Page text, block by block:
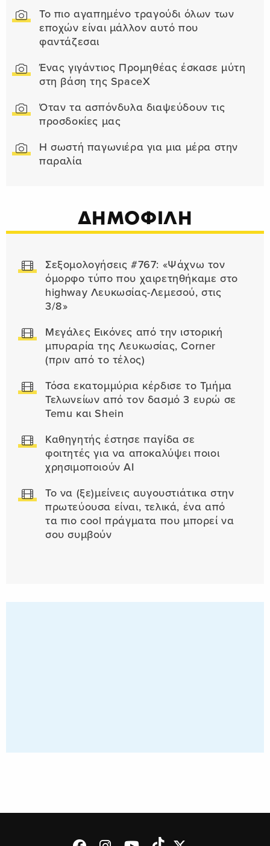
Το πιο αγαπημένο τραγούδι όλων των
εποχών είναι μάλλον αυτό που
φαντάζεσαι
Ένας γιγάντιος Προμηθέας έσκασε μύτη
στη βάση της SpaceX
Όταν τα ασπόνδυλα διαψεύδουν τις
προσδοκίες μας
Η σωστή παγωνιέρα για μια μέρα στην
παραλία
ΔΗΜΟΦΙΛΗ
Σεξομολογήσεις #767: «Ψάχνω τον
όμορφο τύπο που χαιρετηθήκαμε στο
highway Λευκωσίας-Λεμεσού, στις
3/8»
Μεγάλες Εικόνες από την ιστορική
μπυραρία της Λευκωσίας, Corner
(πριν από το τέλος)
Τόσα εκατομμύρια κέρδισε το Τμήμα
Τελωνείων από τον δασμό 3 ευρώ σε
Temu και Shein
Καθηγητής έστησε παγίδα σε
φοιτητές για να αποκαλύψει ποιοι
χρησιμοποιούν AI
Το να (ξε)μείνεις αυγουστιάτικα στην
πρωτεύουσα είναι, τελικά, ένα από
τα πιο cool πράγματα που μπορεί να
σου συμβούν